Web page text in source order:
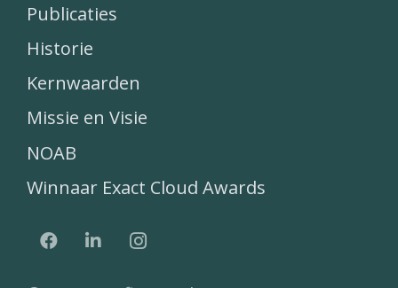
Publicaties
Historie
Kernwaarden
Missie en Visie
NOAB
Winnaar Exact Cloud Awards